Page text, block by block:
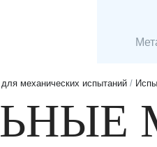
механических испытаний /